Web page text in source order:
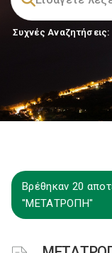
Συχνές Αναζητήσεις:
Βρέθηκαν 20
"ΜΕΤΑΤΡΟΠΗ"